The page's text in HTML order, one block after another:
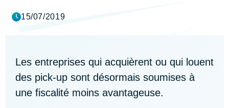
15/07/2019
Les entreprises qui acquièrent ou qui louent
des pick-up sont désormais soumises à
une fiscalité moins avantageuse.